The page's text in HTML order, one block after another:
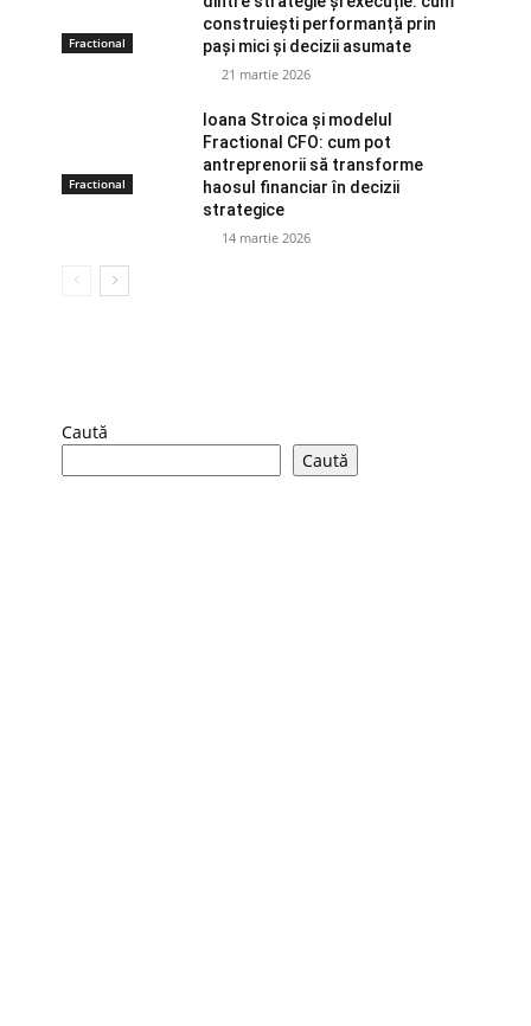
Fractional
construiești performanță prin
pași mici și decizii asumate
21 martie 2026
Fractional
Ioana Stroica și modelul
Fractional CFO: cum pot
antreprenorii să transforme
haosul financiar în decizii
strategice
14 martie 2026
Caută
Caută